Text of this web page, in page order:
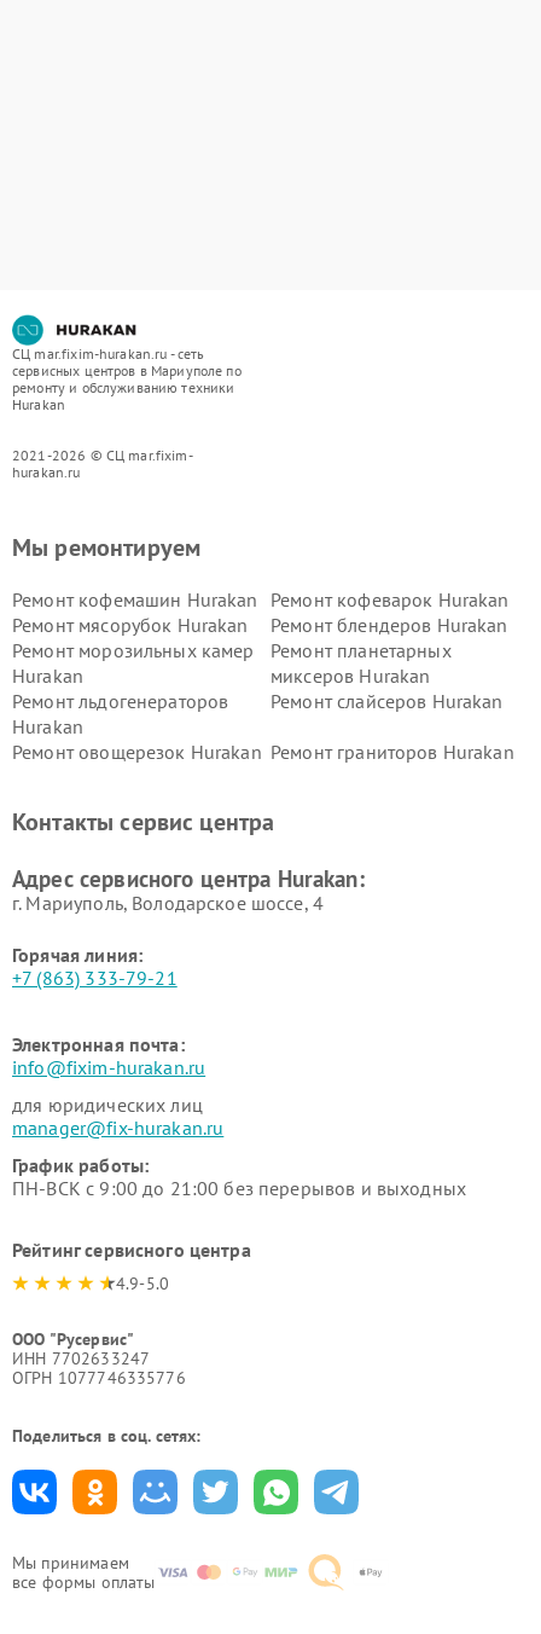
СЦ mar.fixim-hurakan.ru - сеть
сервисных центров в Мариуполе по
ремонту и обслуживанию техники
Hurakan
2021-2026 © СЦ mar.fixim-
hurakan.ru
Мы принимаем
все формы оплаты
Мы ремонтируем
Ремонт кофемашин Hurakan
Ремонт кофеварок Hurakan
Ремонт мясорубок Hurakan
Ремонт блендеров Hurakan
Ремонт морозильных камер
Hurakan
Ремонт планетарных
миксеров Hurakan
Ремонт льдогенераторов
Hurakan
Ремонт слайсеров Hurakan
Ремонт овощерезок Hurakan Ремонт граниторов Hurakan
Hurakan
Контакты сервис центра
Адрес сервисного центра Hurakan:
г. Мариуполь, Володарское шоссе, 4
Горячая линия:
+7 (863) 333-79-21
Электронная почта:
info@fixim-hurakan.ru
для юридических лиц
manager@fix-hurakan.ru
График работы:
ПН-ВСК с 9:00 до 21:00 без перерывов и выходных
Рейтинг сервисного центра
4.9-5.0
ООО "Русервис"
ИНН 7702633247
ОГРН 1077746335776
Поделиться в соц. сетях: